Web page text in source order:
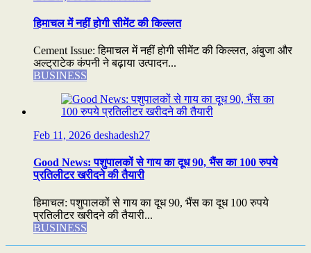
हिमाचल में नहीं होगी सीमेंट की किल्लत
Cement Issue: हिमाचल में नहीं होगी सीमेंट की किल्लत, अंबुजा और
अल्ट्राटेक कंपनी ने बढ़ाया उत्पादन...
BUSINESS
Feb 11, 2026 deshadesh27
Good News: पशुपालकों से गाय का दूध 90, भैंस का 100 रुपये
प्रतिलीटर खरीदने की तैयारी
हिमाचल: पशुपालकों से गाय का दूध 90, भैंस का दूध 100 रुपये
प्रतिलीटर खरीदने की तैयारी...
BUSINESS